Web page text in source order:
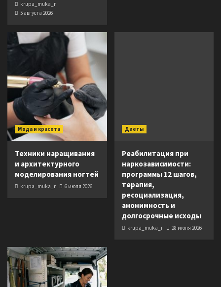
krupa_muka_r
5 августа 2026
Мода и красота
Техники наращивания
и архитектурного
моделирования ногтей
krupa_muka_r 6 июля 2026
Диеты
Реабилитация при
наркозависимости:
программы 12 шагов,
терапия,
ресоциализация,
анонимность и
долгосрочные исходы
krupa_muka_r 28 июня 2026